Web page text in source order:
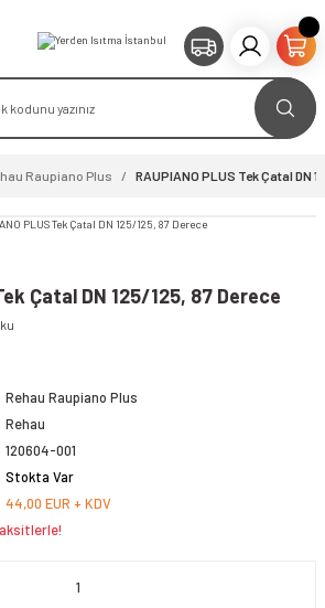
Raupiano Plus RAUPIANO PLUS Tek Çatal DN
Çatal DN 125/125, 87 Derece
Rehau Raupiano Plus
Rehau
120604-001
Stokta Var
44,00 EUR + KDV